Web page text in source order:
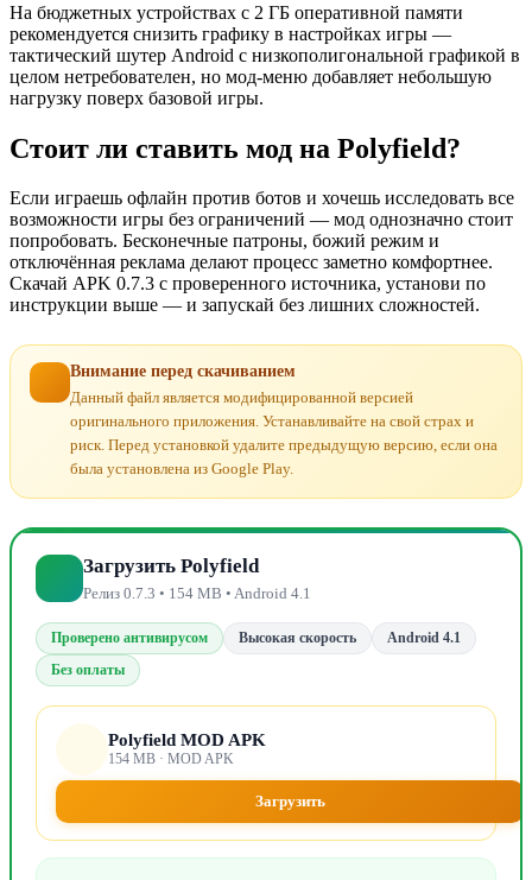
На бюджетных устройствах с 2 ГБ оперативной памяти
рекомендуется снизить графику в настройках игры —
тактический шутер Android с низкополигональной графикой в
целом нетребователен, но мод-меню добавляет небольшую
нагрузку поверх базовой игры.
Стоит ли ставить мод на Polyfield?
Если играешь офлайн против ботов и хочешь исследовать все
возможности игры без ограничений — мод однозначно стоит
попробовать. Бесконечные патроны, божий режим и
отключённая реклама делают процесс заметно комфортнее.
Скачай APK 0.7.3 с проверенного источника, установи по
инструкции выше — и запускай без лишних сложностей.
Внимание перед скачиванием
Данный файл является модифицированной версией
оригинального приложения. Устанавливайте на свой страх и
риск. Перед установкой удалите предыдущую версию, если она
была установлена из Google Play.
Загрузить Polyfield
Релиз 0.7.3 • 154 MB • Android 4.1
Проверено антивирусом Высокая скорость
Android 4.1
Без оплаты
Polyfield MOD APK
154 MB · MOD APK
Загрузить